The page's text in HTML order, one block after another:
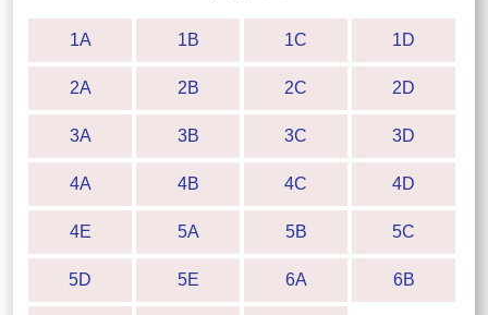
1A 1B 1C 1D
2A 2B 2C 2D
3A 3B 3C 3D
4A 4B 4C 4D
4E 5A 5B 5C
5D 5E 6A 6B